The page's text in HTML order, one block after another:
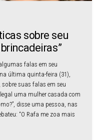
sobre seu
falas em seu
última quinta-feira (31),
suas falas em seu
uma mulher casada com
disse uma pessoa, nas
“O Rafa me zoa mais